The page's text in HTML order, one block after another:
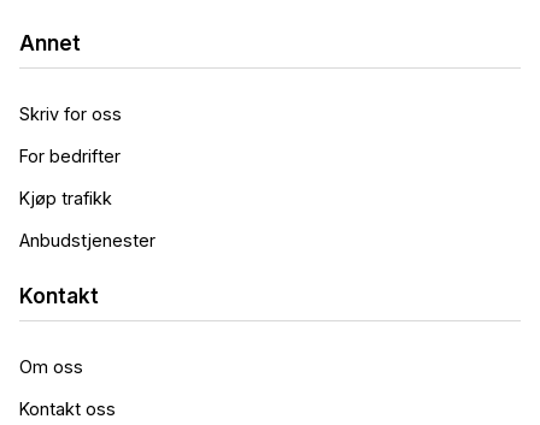
Annet
Skriv for oss
For bedrifter
Kjøp trafikk
Anbudstjenester
Kontakt
Om oss
Kontakt oss